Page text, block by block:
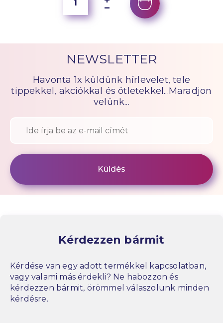
NEWSLETTER
Havonta 1x küldünk hírlevelet, tele
tippekkel, akciókkal és ötletekkel...Maradjon
velünk...
Kérdezzen bármit
Kérdése van egy adott termékkel kapcsolatban,
vagy valami más érdekli? Ne habozzon és
kérdezzen bármit, örömmel válaszolunk minden
kérdésre.